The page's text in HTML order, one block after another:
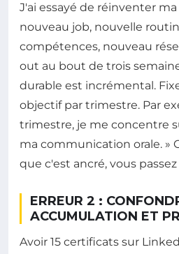
J'ai essayé de réinventer
nouveau job, nouvelle
compétences, nouveau
out au bout de trois
durable est incrémental.
objectif par trimestre. Par
trimestre, je me concentre
ma communication orale. »
que c'est ancré, vous
ERREUR 2 :
ACCUMULATION ET
Avoir 15 certificats sur